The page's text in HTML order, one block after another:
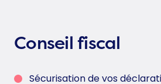
Conseil fiscal
Sécurisation de vos